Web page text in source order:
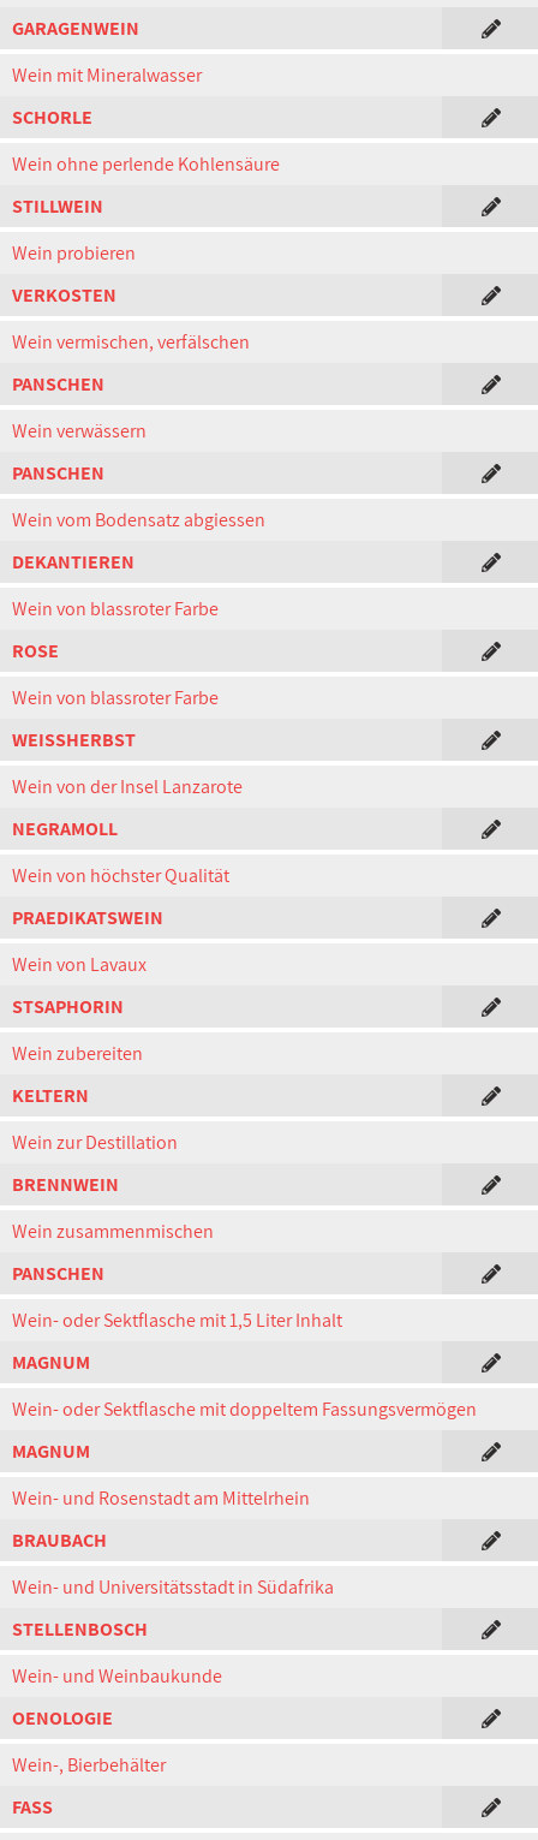
GARAGENWEIN
Wein mit Mineralwasser
SCHORLE
Wein ohne perlende Kohlensäure
STILLWEIN
Wein probieren
VERKOSTEN
Wein vermischen, verfälschen
PANSCHEN
Wein verwässern
PANSCHEN
Wein vom Bodensatz abgiessen
DEKANTIEREN
Wein von blassroter Farbe
ROSE
Wein von blassroter Farbe
WEISSHERBST
Wein von der Insel Lanzarote
NEGRAMOLL
Wein von höchster Qualität
PRAEDIKATSWEIN
Wein von Lavaux
STSAPHORIN
Wein zubereiten
KELTERN
Wein zur Destillation
BRENNWEIN
Wein zusammenmischen
PANSCHEN
Wein- oder Sektflasche mit 1,5 Liter Inhalt
MAGNUM
Wein- oder Sektflasche mit doppeltem Fassungsvermögen
MAGNUM
Wein- und Rosenstadt am Mittelrhein
BRAUBACH
Wein- und Universitätsstadt in Südafrika
STELLENBOSCH
Wein- und Weinbaukunde
OENOLOGIE
Wein-, Bierbehälter
FASS